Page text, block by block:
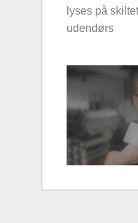
lyses på
udendørs